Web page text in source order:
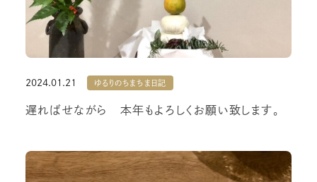
2024.01.21 ゆるりのちまちま日記
遅ればせながら 本年もよろしくお願い致します。